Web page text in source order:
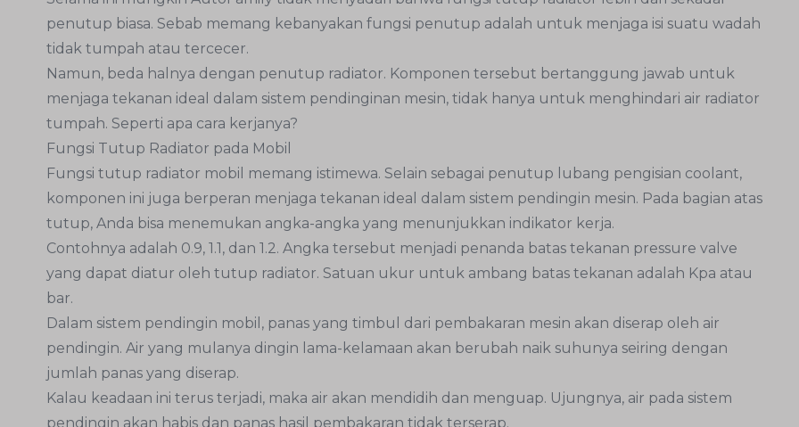
penutup biasa. Sebab memang kebanyakan fungsi penutup adalah untuk menjaga isi suatu wadah
tidak tumpah atau tercecer.
Namun, beda halnya dengan penutup radiator. Komponen tersebut bertanggung jawab untuk
menjaga tekanan ideal dalam sistem pendinginan mesin, tidak hanya untuk menghindari air radiator
tumpah. Seperti apa cara kerjanya?
Fungsi Tutup Radiator pada Mobil
Fungsi tutup radiator mobil memang istimewa. Selain sebagai penutup lubang pengisian coolant,
komponen ini juga berperan menjaga tekanan ideal dalam sistem pendingin mesin. Pada bagian atas
tutup, Anda bisa menemukan angka-angka yang menunjukkan indikator kerja.
Contohnya adalah 0.9, 1.1, dan 1.2. Angka tersebut menjadi penanda batas tekanan pressure valve
yang dapat diatur oleh tutup radiator. Satuan ukur untuk ambang batas tekanan adalah Kpa atau
bar.
Dalam sistem pendingin mobil, panas yang timbul dari pembakaran mesin akan diserap oleh air
pendingin. Air yang mulanya dingin lama-kelamaan akan berubah naik suhunya seiring dengan
jumlah panas yang diserap.
Kalau keadaan ini terus terjadi, maka air akan mendidih dan menguap. Ujungnya, air pada sistem
pendingin akan habis dan panas hasil pembakaran tidak terserap.